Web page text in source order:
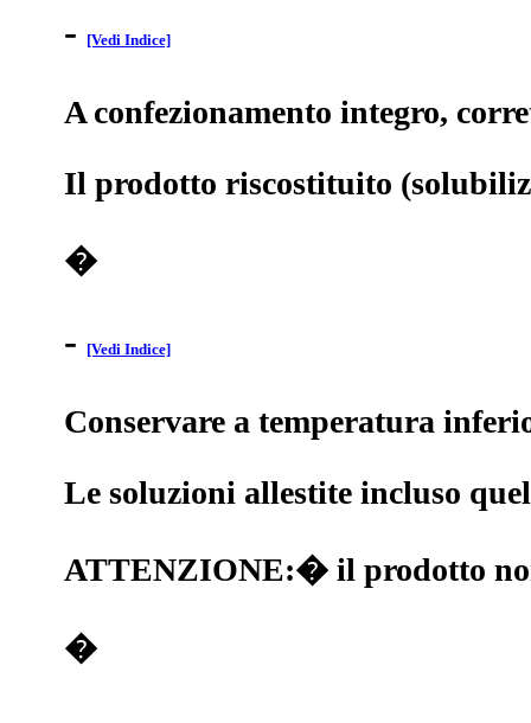
- [Vedi Indice]
A confezionamento integro,
Il prodotto riscostituito
�
- [Vedi Indice]
Conservare a temperatura
Le soluzioni allestite incluso
ATTENZIONE:� il prodotto non
�